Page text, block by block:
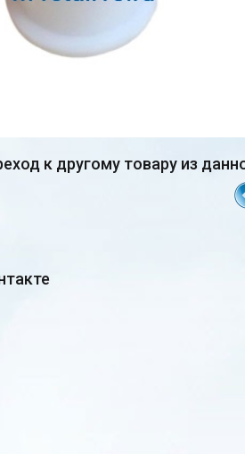
к другому товару из